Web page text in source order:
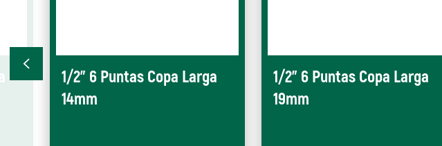
1/2" 6 Puntas Copa Larga
14mm
1/2" 6 Puntas Copa Larga
19mm